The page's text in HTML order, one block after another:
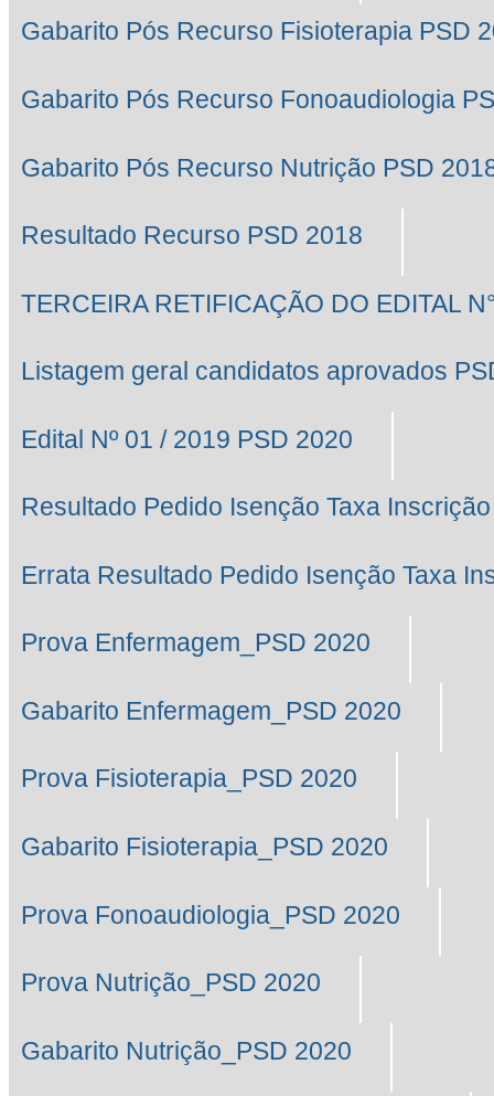
Gabarito Pós Recurso Fisioterapia PSD
Gabarito Pós Recurso Fonoaudiologia
Gabarito Pós Recurso Nutrição PSD
Resultado Recurso PSD 2018
TERCEIRA RETIFICAÇÃO DO EDITAL
Listagem geral candidatos aprovados
Edital Nº 01 / 2019 PSD 2020
Resultado Pedido Isenção Taxa Inscrição
Errata Resultado Pedido Isenção Taxa
Prova Enfermagem_PSD 2020
Gabarito Enfermagem_PSD 2020
Prova Fisioterapia_PSD 2020
Gabarito Fisioterapia_PSD 2020
Prova Fonoaudiologia_PSD 2020
Prova Nutrição_PSD 2020
Gabarito Nutrição_PSD 2020